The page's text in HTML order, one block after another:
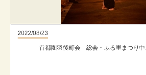
2022/08/23
首都圏羽後町会 総会・ふる里まつり中